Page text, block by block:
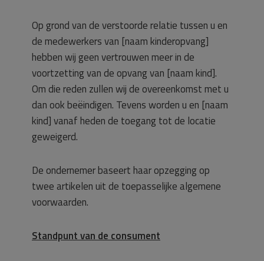
Op grond van de verstoorde relatie tussen u en
de medewerkers van [naam kinderopvang]
hebben wij geen vertrouwen meer in de
voortzetting van de opvang van [naam kind].
Om die reden zullen wij de overeenkomst met u
dan ook beëindigen. Tevens worden u en [naam
kind] vanaf heden de toegang tot de locatie
geweigerd.
De ondernemer baseert haar opzegging op
twee artikelen uit de toepasselijke algemene
voorwaarden.
Standpunt van de consument